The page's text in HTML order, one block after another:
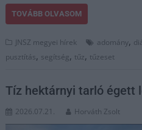
TOVÁBB OLVASOM
JNSZ megyei hírek adomány,
pusztítás, segítség, tűz, tűzeset
Tíz hektárnyi tarló égett
2026.07.21. Horváth Zsolt